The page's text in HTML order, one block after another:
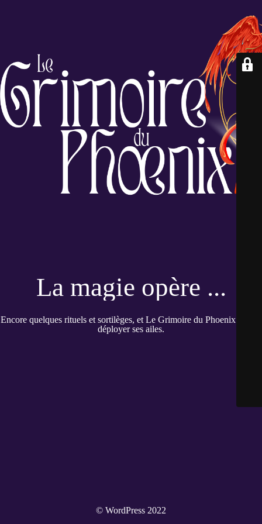
La magie opère ...
Encore quelques rituels et sortilèges, et Le Grimoire du Phoenix pourra
déployer ses ailes.
© WordPress 2022